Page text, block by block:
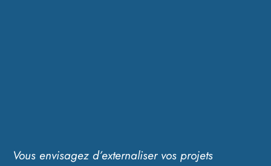
Vous envisagez d’externaliser vos projets